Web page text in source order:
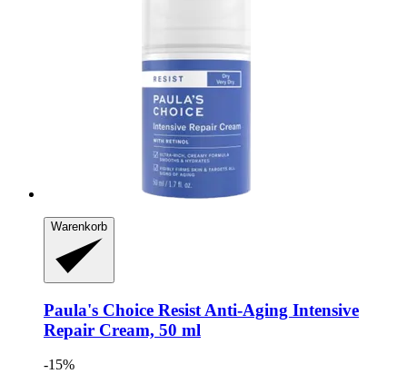
Warenkorb
Paula's Choice Resist Anti-​Aging Intensive
Repair Cream, 50 ml
-15%